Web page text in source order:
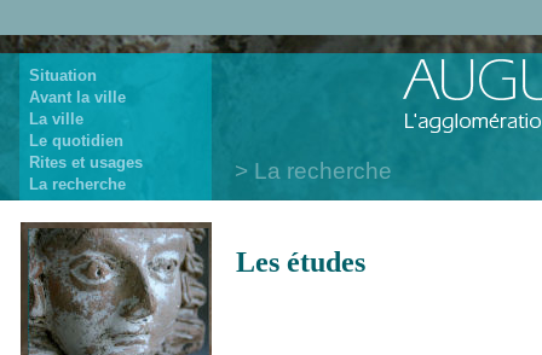
Situation
Avant la ville
La ville
Le quotidien
Rites et usages
La recherche
La recherche
Les études